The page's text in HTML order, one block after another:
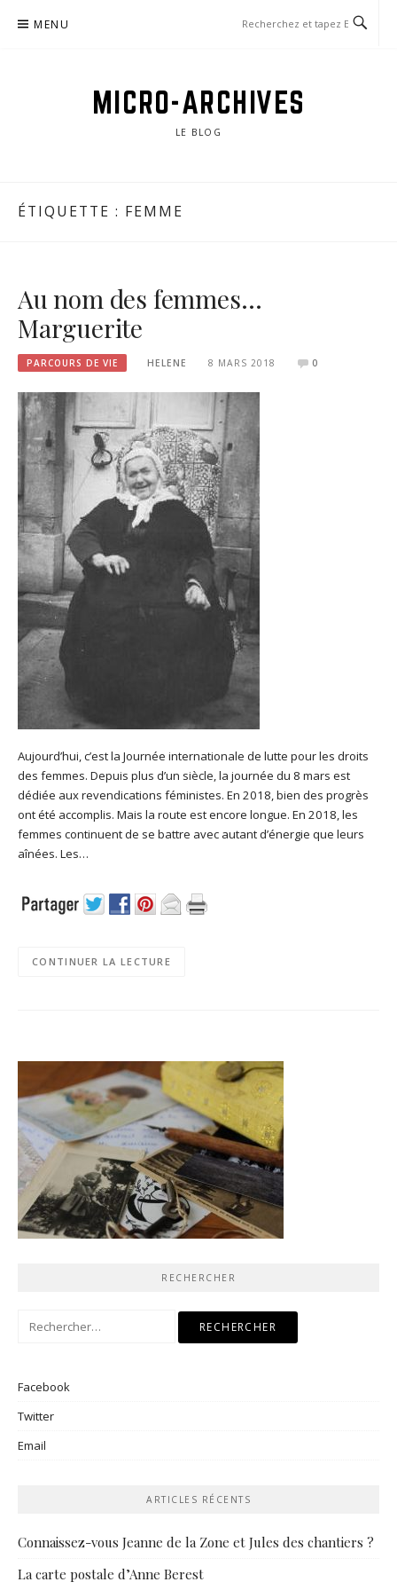
MENU
MICRO-ARCHIVES
LE BLOG
ÉTIQUETTE : FEMME
Au nom des femmes…
Marguerite
PARCOURS DE VIE HELENE 8 MARS 2018 0
Aujourd’hui, c’est la Journée internationale de lutte pour les droits
des femmes. Depuis plus d’un siècle, la journée du 8 mars est
dédiée aux revendications féministes. En 2018, bien des progrès
ont été accomplis. Mais la route est encore longue. En 2018, les
femmes continuent de se battre avec autant d’énergie que leurs
aînées. Les…
CONTINUER LA LECTURE
RECHERCHER
Rechercher :
Facebook
Twitter
Email
ARTICLES RÉCENTS
Connaissez-vous Jeanne de la Zone et Jules des chantiers ?
La carte postale d’Anne Berest